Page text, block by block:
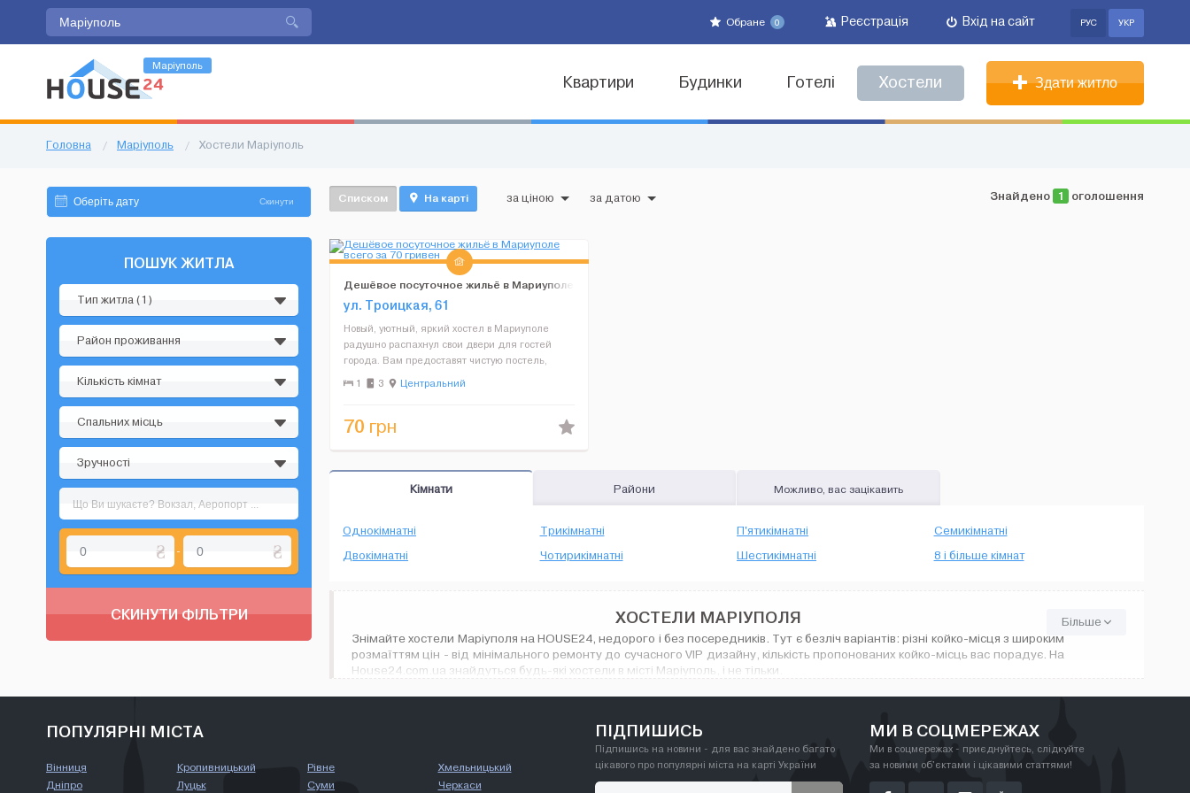
Обране 0 Реєстрація Вхід на сайт РУС УКР
Маріуполь
Квартири Будинки Готелі Хостели Здати житло
Головна / Маріуполь / Хостели Маріуполь
Скинути
ПОШУК ЖИТЛА
Тип житла (1)
Район проживання
Кількість кімнат
Спальних місць
Зручності
-
СКИНУТИ ФІЛЬТРИ
Списком На карті за ціною за датою Знайдено 1 оголошення
Дешёвое посуточное жильё в Мариуполе
всего за 70 гривен
ул. Троицкая, 61
Новый, уютный, яркий хостел в Мариуполе
радушно распахнул свои двери для гостей
города. Вам предоставят чистую постель,
горячий душ, туалетную комнату,
оборудованную техникой кухню, бесплатный
1 3 Центральний
70 грн
Кімнати Райони Можливо, вас зацікавить
Однокімнатні
Двокімнатні
Трикімнатні
Чотирикімнатні
П'ятикімнатні
Шестикімнатні
Семикімнатні
8 і більше кімнат
ХОСТЕЛИ МАРІУПОЛЯ
Знімайте хостели Маріуполя на HOUSE24, недорого і без посередників. Тут є безліч варіантів: різні койко-місця з широким
розмаїттям цін - від мінімального ремонту до сучасного VIP дизайну, кількість пропонованих койко-місць вас порадує. На
House24.com.ua знайдуться будь-які хостели в місті Маріуполь, і не тільки.
Більше
ПОПУЛЯРНІ МІСТА
Вінниця
Дніпро
Кропивницький
Луцьк
Рівне
Суми
Хмельницький
Черкаси
ПІДПИШИСЬ
Підпишись на новини - для вас знайдено багато
цікавого про популярні міста на карті України
МИ В СОЦМЕРЕЖАХ
Ми в соцмережах - приєднуйтесь, слідкуйте
за новими об'єктами і цікавими статтями!